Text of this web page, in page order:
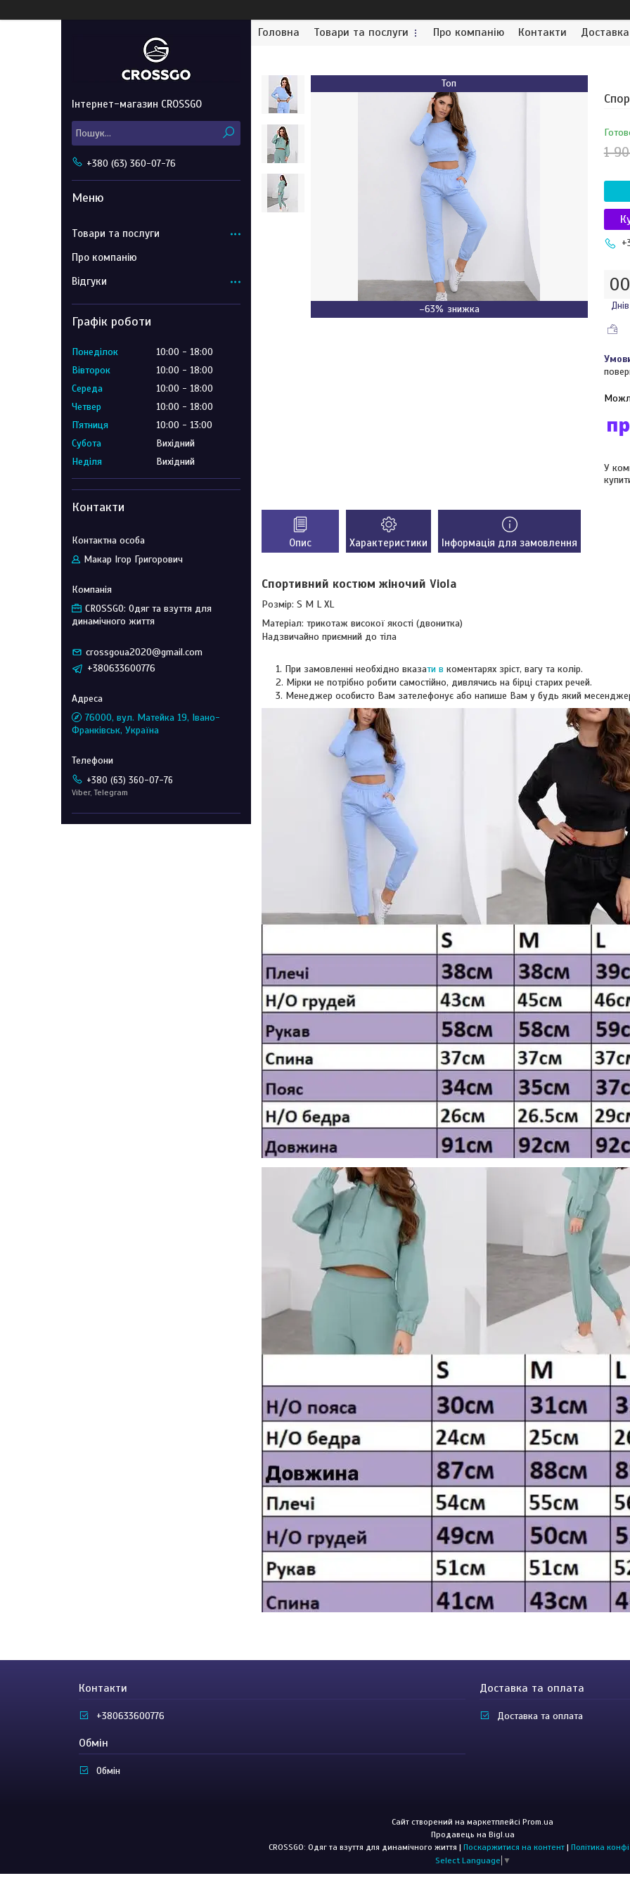
Головна Товари та послуги Про компанію Контакти
Топ
–63%
1
00
Днів
У
Опис Характеристики Інформація для замовлення
Спортивний костюм жіночий Viola
Розмір: S M L XL
Матеріал: трикотаж високої якості (двонитка)
Надзвичайно приємний до тіла
При замовленні необхідно вказати в коментарях зріст, вагу та колір.
Мірки не потрібно робити самостійно, дивлячись на бірці старих речей.
Менеджер особисто Вам зателефонує або напише Вам у будь який
Інтернет-магазин CROSSGO
+380 (63) 360-07-76
Товари та послуги
Про компанію
Відгуки
Графік роботи
Понеділок 10:00
18:00
Вівторок
10:00
18:00
Середа
10:00
18:00
Четвер
10:00
18:00
Пʼятниця
10:00
13:00
Субота
Вихідний
Неділя
Вихідний
Контакти
Макар Ігор Григорович
CROSSGO: Одяг та взуття для
динамічного життя
crossgoua2020@gmail.com
+380633600776
76000, вул. Матейка 19, Івано-
Франківськ, Україна
+380 (63) 360-07-76
Viber, Telegram
Контакти
+380633600776
Доставка та оплата
Доставка та оплата
Обмін
Обмін
Сайт створений на маркетплейсі Prom.ua
Продавець на Bigl.ua
CROSSGO: Одяг та взуття для динамічного життя | Поскаржитися на контент | Політика
Select Language ▼